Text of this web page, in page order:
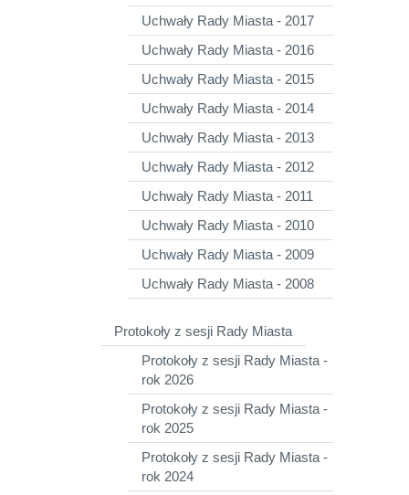
Uchwały Rady Miasta - 2017
Uchwały Rady Miasta - 2016
Uchwały Rady Miasta - 2015
Uchwały Rady Miasta - 2014
Uchwały Rady Miasta - 2013
Uchwały Rady Miasta - 2012
Uchwały Rady Miasta - 2011
Uchwały Rady Miasta - 2010
Uchwały Rady Miasta - 2009
Uchwały Rady Miasta - 2008
Protokoły z sesji Rady Miasta
Protokoły z sesji Rady Miasta -
rok 2026
Protokoły z sesji Rady Miasta -
rok 2025
Protokoły z sesji Rady Miasta -
rok 2024